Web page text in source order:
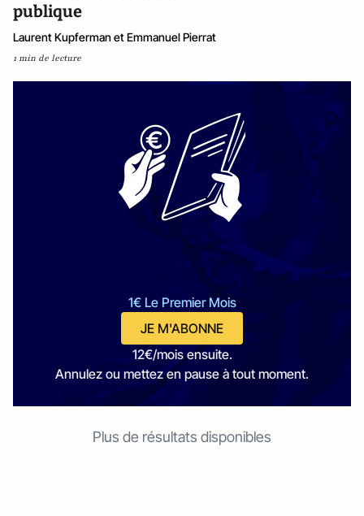
publique
Laurent Kupferman et Emmanuel Pierrat
1 min de lecture
1€ Le Premier Mois
JE M'ABONNE
12€/mois ensuite.
Annulez ou mettez en pause à tout moment.
Plus de résultats disponibles